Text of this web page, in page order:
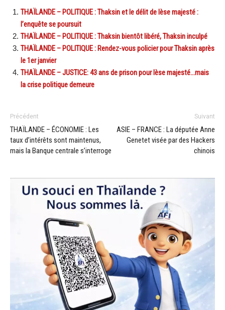
THAÏLANDE – POLITIQUE : Thaksin et le délit de lèse majesté :
l’enquête se poursuit
THAÏLANDE – POLITIQUE : Thaksin bientôt libéré, Thaksin inculpé
THAÏLANDE – POLITIQUE : Rendez-vous policier pour Thaksin après
le 1er janvier
THAÏLANDE – JUSTICE: 43 ans de prison pour lèse majesté…mais
la crise politique demeure
Précédent
THAÏLANDE – ÉCONOMIE : Les
taux d’intérêts sont maintenus,
mais la Banque centrale s’interroge
Suivant
ASIE – FRANCE : La députée Anne
Genetet visée par des Hackers
chinois